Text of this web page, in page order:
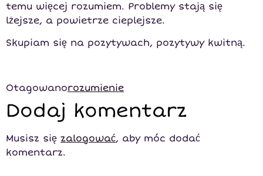
temu więcej rozumiem. Problemy stają się
lżejsze, a powietrze cieplejsze.
Skupiam się na pozytywach, pozytywy kwitną.
Otagowanorozumienie
Dodaj komentarz
Musisz się zalogować, aby móc dodać
komentarz.